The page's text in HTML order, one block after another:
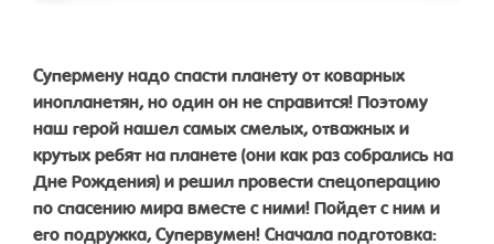
Супермену надо спасти планету от коварных
инопланетян, но один он не справится! Поэтому
наш герой нашел самых смелых, отважных и
крутых ребят на планете (они как раз собрались на
Дне Рождения) и решил провести спецоперацию
по спасению мира вместе с ними! Пойдет с ним и
его подружка, Супервумен! Сначала подготовка: